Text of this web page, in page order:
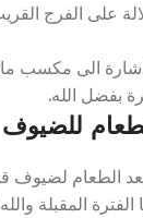
على الفرج
اشارة الى مكسب
بفضل الله.
الطعام لضيوف
المقبلة